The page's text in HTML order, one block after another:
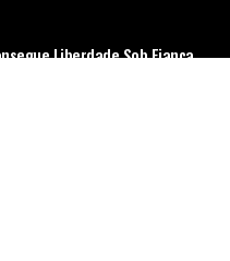
Liberdade Sob Fiança